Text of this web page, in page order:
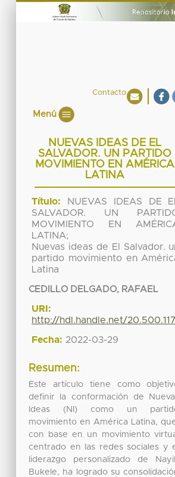
Contacto
Menú
NUEVAS IDEAS DE EL
SALVADOR. UN PARTIDO
MOVIMIENTO EN AMÉRICA
LATINA
Título:
NUEVAS IDEAS DE
SALVADOR. UN
MOVIMIENTO EN
LATINA;
Nuevas ideas de El Salvador.
partido movimiento en
Latina
CEDILLO DELGADO, RAFAEL
URI:
http://hdl.handle.net/
Fecha: 2022-03-29
Resumen:
Este artículo tiene como
definir la conformación de
Ideas (NI) como un
movimiento en América Latina,
con base en un movimiento
centrado en las redes sociales y
liderazgo personalizado de
Bukele, ha logrado su